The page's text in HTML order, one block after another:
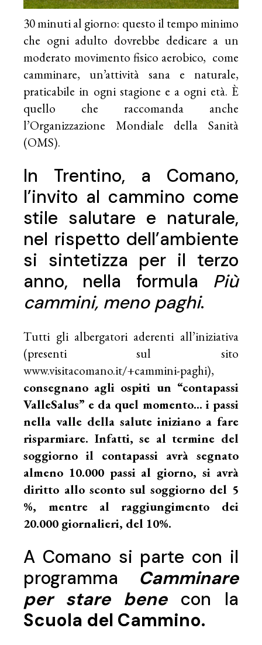
30 minuti al giorno: questo il tempo minimo
che ogni adulto dovrebbe dedicare a un
moderato movimento fisico aerobico, come
camminare, un’attività sana e naturale,
praticabile in ogni stagione e a ogni età. È
quello che raccomanda anche
l’Organizzazione Mondiale della Sanità
(OMS).
In Trentino, a Comano,
l’invito al cammino come
stile salutare e naturale,
nel rispetto dell’ambiente
si sintetizza per il terzo
anno, nella formula Più
cammini, meno paghi.
Tutti gli albergatori aderenti all’iniziativa
(presenti sul sito
www.visitacomano.it/+cammini-paghi),
consegnano agli ospiti un “contapassi
ValleSalus” e da quel momento… i passi
nella valle della salute iniziano a fare
risparmiare. Infatti, se al termine del
soggiorno il contapassi avrà segnato
almeno 10.000 passi al giorno, si avrà
diritto allo sconto sul soggiorno del 5
%, mentre al raggiungimento dei
20.000 giornalieri, del 10%.
A Comano si parte con il
programma Camminare
per stare bene con la
Scuola del Cammino.